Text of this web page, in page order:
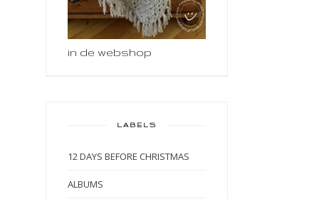
in de webshop
LABELS
12 DAYS BEFORE CHRISTMAS
ALBUMS